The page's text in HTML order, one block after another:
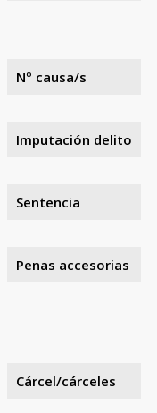
Nº causa/s
Imputación delito
Sentencia
Penas accesorias
Cárcel/cárceles